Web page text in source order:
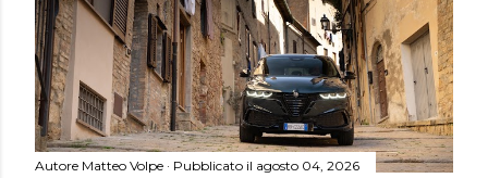
Autore Matteo Volpe Pubblicato il agosto 04, 2026